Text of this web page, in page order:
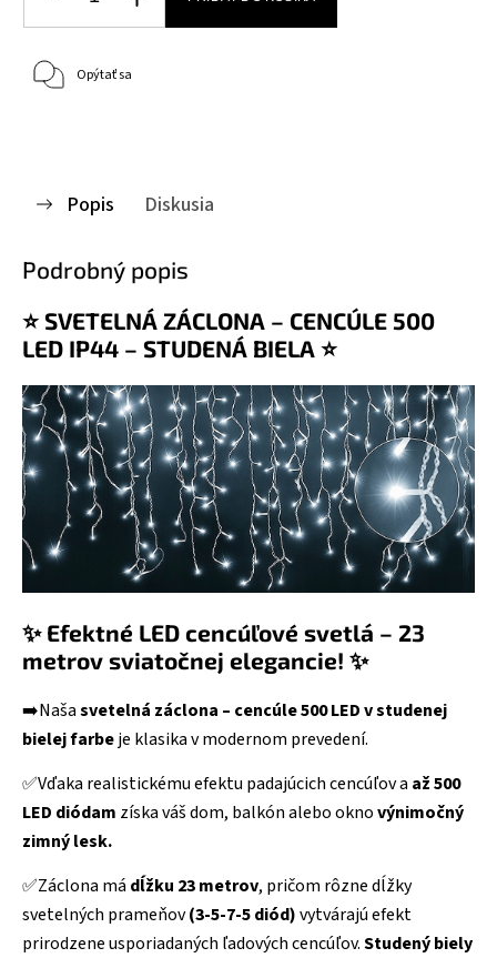
Opýtať sa
Popis Diskusia
Podrobný popis
⭐ SVETELNÁ ZÁCLONA – CENCÚLE 500
LED IP44 – STUDENÁ BIELA ⭐
✨ Efektné LED cencúľové svetlá – 23
metrov sviatočnej elegancie! ✨
➡️Našasvetelná záclona – cencúle 500 LED v studenej
bielej farbeje klasika v modernom prevedení.
✅Vďaka realistickému efektu padajúcich cencúľov a až 500
LED diódam získa váš dom, balkón alebo oknovýnimočný
zimný lesk.
✅Záclona má dĺžku 23 metrov, pričom rôzne dĺžky
svetelných prameňov(3-5-7-5 diód)vytvárajú efekt
prirodzene usporiadaných ľadových cencúľov.Studený biely